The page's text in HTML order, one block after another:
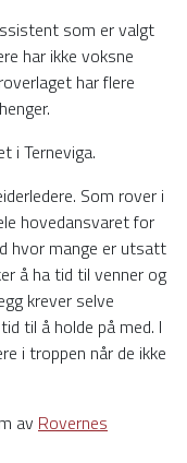
som er valgt
har ikke voksne
har flere
i Terneviga.
Som rover i
hovedansvaret for
hvor mange er utsatt
å ha tid til venner og
krever selve
til å holde på med. I
i troppen når de ikke
av Rovernes